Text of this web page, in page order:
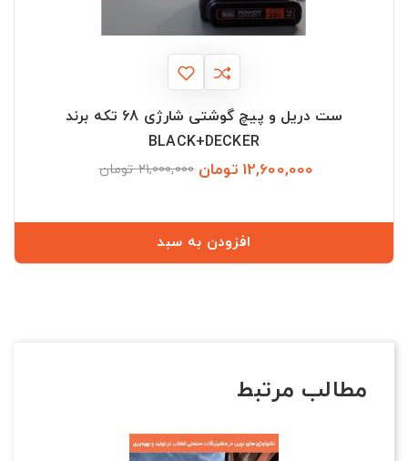
ست دریل و پیچ گوشتی شارژی 68 تکه برند
BLACK+DECKER
12,600,000 تومان 21,000,000 تومان
افزودن به سبد
مطالب مرتبط